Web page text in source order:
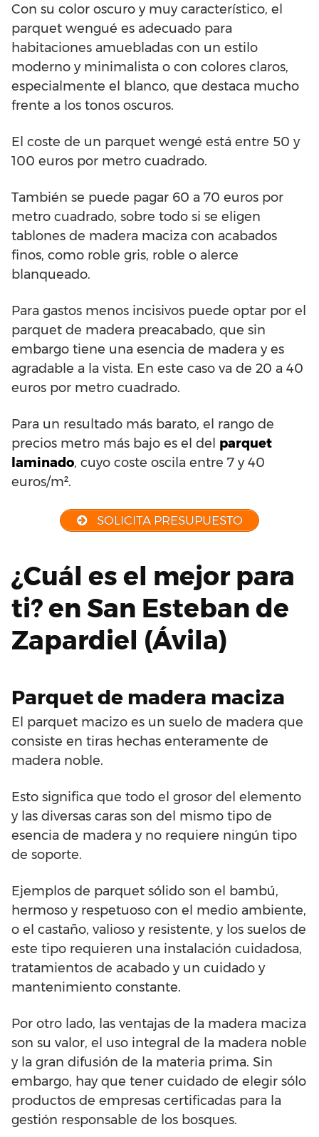
Con su color oscuro y muy característico, el
parquet wengué es adecuado para
habitaciones amuebladas con un estilo
moderno y minimalista o con colores claros,
especialmente el blanco, que destaca mucho
frente a los tonos oscuros.
El coste de un parquet wengé está entre 50 y
100 euros por metro cuadrado.
También se puede pagar 60 a 70 euros por
metro cuadrado, sobre todo si se eligen
tablones de madera maciza con acabados
finos, como roble gris, roble o alerce
blanqueado.
Para gastos menos incisivos puede optar por el
parquet de madera preacabado, que sin
embargo tiene una esencia de madera y es
agradable a la vista. En este caso va de 20 a 40
euros por metro cuadrado.
Para un resultado más barato, el rango de
precios metro más bajo es el del parquet
laminado, cuyo coste oscila entre 7 y 40
euros/m².
SOLICITA PRESUPUESTO
¿Cuál es el mejor para
ti? en San Esteban de
Zapardiel (Ávila)
Parquet de madera maciza
El parquet macizo es un suelo de madera que
consiste en tiras hechas enteramente de
madera noble.
Esto significa que todo el grosor del elemento
y las diversas caras son del mismo tipo de
esencia de madera y no requiere ningún tipo
de soporte.
Ejemplos de parquet sólido son el bambú,
hermoso y respetuoso con el medio ambiente,
o el castaño, valioso y resistente, y los suelos de
este tipo requieren una instalación cuidadosa,
tratamientos de acabado y un cuidado y
mantenimiento constante.
Por otro lado, las ventajas de la madera maciza
son su valor, el uso integral de la madera noble
y la gran difusión de la materia prima. Sin
embargo, hay que tener cuidado de elegir sólo
productos de empresas certificadas para la
gestión responsable de los bosques.